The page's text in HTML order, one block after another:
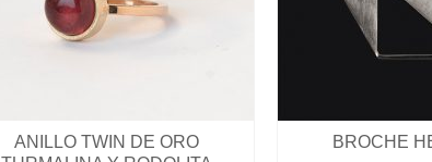
ANILLO TWIN DE ORO
BROCHE